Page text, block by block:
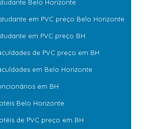
Belo Horizonte
em PVC preço Belo Horizonte
em PVC preço BH
de PVC preço em BH
em Belo Horizonte
em BH
Belo Horizonte
de PVC preço em BH